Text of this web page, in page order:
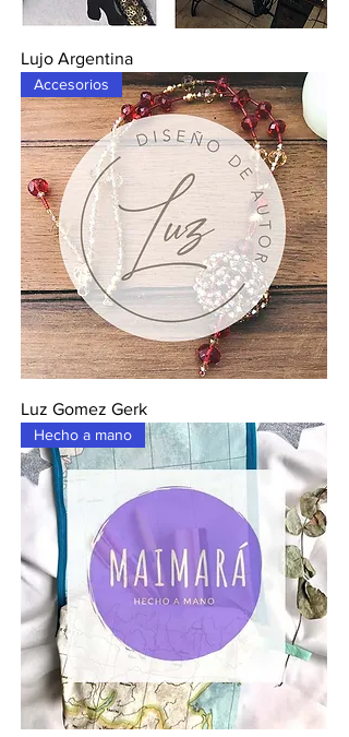
Lujo Argentina
Accesorios
Luz Gomez Gerk
Hecho a mano